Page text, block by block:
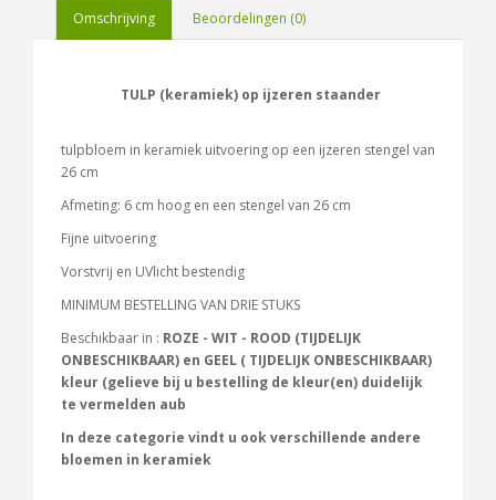
Omschrijving Beoordelingen (0)
TULP (keramiek) op ijzeren staander
tulpbloem in keramiek uitvoering op een ijzeren stengel van
26 cm
Afmeting: 6 cm hoog en een stengel van 26 cm
Fijne uitvoering
Vorstvrij en UVlicht bestendig
MINIMUM BESTELLING VAN DRIE STUKS
Beschikbaar in : ROZE - WIT - ROOD (TIJDELIJK
ONBESCHIKBAAR) en GEEL ( TIJDELIJK ONBESCHIKBAAR)
kleur (gelieve bij u bestelling de kleur(en) duidelijk
te vermelden aub
In deze categorie vindt u ook verschillende andere
bloemen in keramiek